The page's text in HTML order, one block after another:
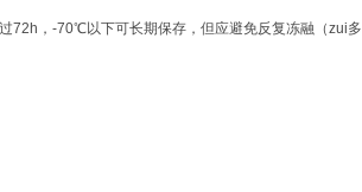
72h，-70℃以下可长期保存，但应避免反复冻融（zui多